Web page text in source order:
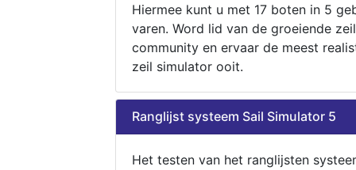
Hiermee kunt u met 17 boten in 5
varen. Word lid van de groeiende zeil
community en ervaar de meest
zeil simulator ooit.
Ranglijst systeem Sail Simulator 5
Het testen van het ranglijsten